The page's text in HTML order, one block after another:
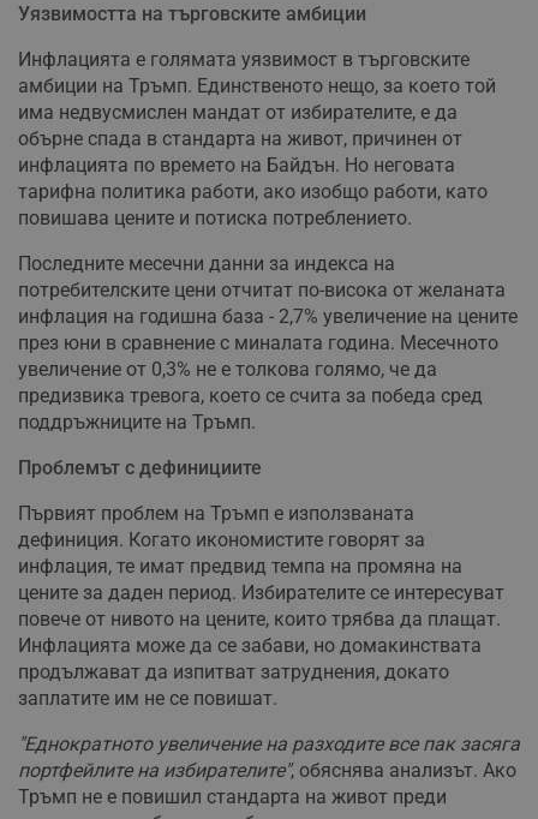
Уязвимостта на търговските амбиции
Инфлацията е голямата уязвимост в търговските
амбиции на Тръмп. Единственото нещо, за което той
има недвусмислен мандат от избирателите, е да
обърне спада в стандарта на живот, причинен от
инфлацията по времето на Байдън. Но неговата
тарифна политика работи, ако изобщо работи, като
повишава цените и потиска потреблението.
Последните месечни данни за индекса на
потребителските цени отчитат по-висока от желаната
инфлация на годишна база - 2,7% увеличение на цените
през юни в сравнение с миналата година. Месечното
увеличение от 0,3% не е толкова голямо, че да
предизвика тревога, което се счита за победа сред
поддръжниците на Тръмп.
Проблемът с дефинициите
Първият проблем на Тръмп е използваната
дефиниция. Когато икономистите говорят за
инфлация, те имат предвид темпа на промяна на
цените за даден период. Избирателите се интересуват
повече от нивото на цените, които трябва да плащат.
Инфлацията може да се забави, но домакинствата
продължават да изпитват затруднения, докато
заплатите им не се повишат.
"Еднократното увеличение на разходите все пак засяга
портфейлите на избирателите", обяснява анализът. Ако
Тръмп не е повишил стандарта на живот преди